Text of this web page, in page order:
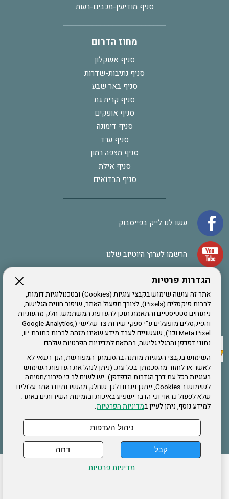
הגדרות פרטיות
אתר זה עושה שימוש בקבצי עוגיות (Cookies) ובטכנולוגיות דומות,
לרבות פיקסלים (Pixels), לצורך תפעול האתר, שיפור חווית הגלישה,
ניתוחים סטטיסטיים והתאמת תוכן להעדפת המשתמש. חלק מהעוגיות
והפיקסלים מופעלים ע"י ספקי שירות צד שלישי (Google Analytics,
Meta Pixel וכו'), שעשויים לעבד מידע שאינו מזהה לרבות כתובת IP,
נתוני דפדפן והרגלי גלישה, בהתאם למדיניות הפרטיות שלהם.
השימוש בקבצי העוגיות מותנה בהסכמתך המפורשת, הנך רשאי לא
לאשר או לחזור מהסכמתך בכל עת. (ניתן לנהל את העדפות השימוש
בעוגיות בכל עת דרך הגדרות הדפדפן). יש לשים לב כי סירוב/חסימה
לשימוש ב Cookies, ייתכן ויגרום לכך שחלק מהשירותים באתר עלולים
שלא לפעול כראוי וכי הדבר ישפיע באיכות ובזמינות השירותים באתר.
למידע נוסף, ניתן לעיין במדיניות הפרטיות.
קבל דחה
ניהול העדפות
מדיניות פרטיות
סניף מודיעין-מכבים-רעות
מחוז הדרום
סניף אשקלון
סניף נתיבות-שדרות
סניף באר שבע
סניף קרית גת
סניף אופקים
סניף דימונה
סניף ערד
סניף מצפה רמון
סניף אילת
סניף הבדואים
עשו לנו לייק בפייסבוק
הרשמו לערוץ היוטיוב שלנו
אתר צה"ל
תקנון האתר
שירותים
תעסוקה
בריאות
הצהרת נגישות לעדכון פרטים אישיים